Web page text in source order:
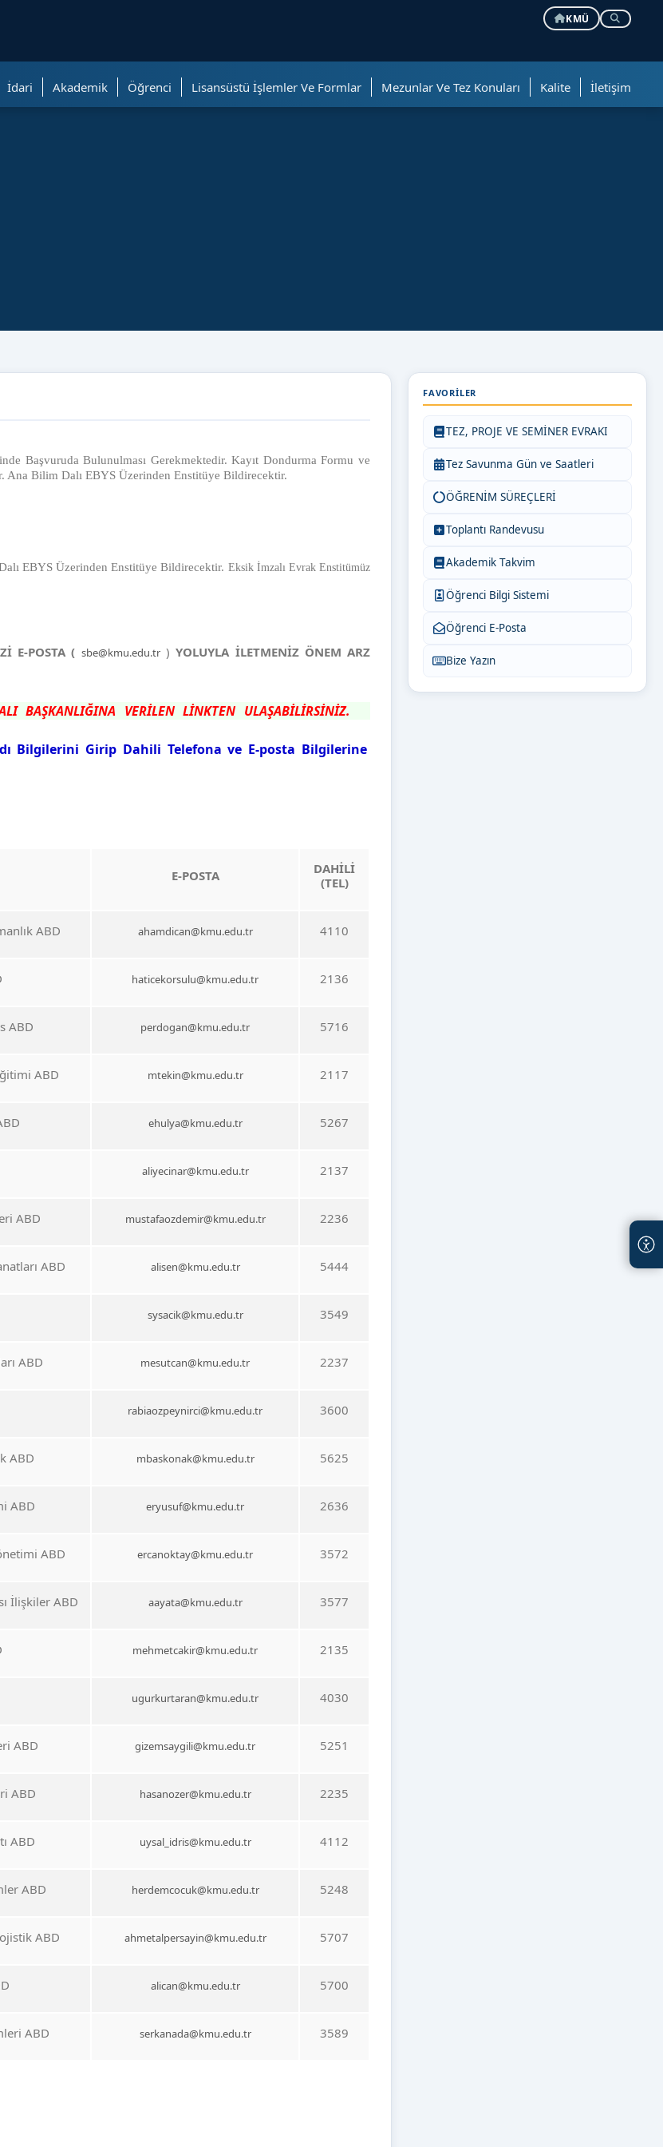
KMÜ
İdari Akademik Öğrenci Lisansüstü İşlemler Ve Formlar Mezunlar Ve Tez Konuları Kalite İletişim
Başvuruda Bulunulması Gerekmektedir. Kayıt Dondurma Formu ve
Bilim Dalı EBYS Üzerinden Enstitüye Bildirecektir.
EBYS Üzerinden Enstitüye Bildirecektir. Eksik İmzalı Evrak Enstitümüz
E-POSTA ( sbe@kmu.edu.tr) YOLUYLA İLETMENİZ ÖNEM ARZ
BAŞKANLIĞINA VERİLEN LİNKTEN ULAŞABİLİRSİNİZ.
Bilgilerini Girip Dahili Telefona ve E-posta Bilgilerine
E-POSTA
DAHİLİ
(TEL)
ABD ahamdican@kmu.edu.tr 4110
haticekorsulu@kmu.edu.tr 2136
ABD perdogan@kmu.edu.tr 5716
ABD mtekin@kmu.edu.tr 2117
ehulya@kmu.edu.tr 5267
aliyecinar@kmu.edu.tr 2137
ABD mustafaozdemir@kmu.edu.tr 2236
ABD alisen@kmu.edu.tr 5444
sysacik@kmu.edu.tr 3549
ABD mesutcan@kmu.edu.tr 2237
rabiaozpeynirci@kmu.edu.tr 3600
ABD mbaskonak@kmu.edu.tr 5625
ABD eryusuf@kmu.edu.tr 2636
ABD ercanoktay@kmu.edu.tr 3572
İlişkiler ABD aayata@kmu.edu.tr 3577
mehmetcakir@kmu.edu.tr 2135
ugurkurtaran@kmu.edu.tr 4030
ABD gizemsaygili@kmu.edu.tr 5251
ABD hasanozer@kmu.edu.tr 2235
ABD uysal_idris@kmu.edu.tr 4112
ABD herdemcocuk@kmu.edu.tr 5248
ABD ahmetalpersayin@kmu.edu.tr 5707
alican@kmu.edu.tr 5700
ABD serkanada@kmu.edu.tr 3589
FAVORILER
TEZ, PROJE VE SEMİNER EVRAKI
Tez Savunma Gün ve Saatleri
ÖĞRENİM SÜREÇLERİ
Toplantı Randevusu
Akademik Takvim
Öğrenci Bilgi Sistemi
Öğrenci E-Posta
Bize Yazın